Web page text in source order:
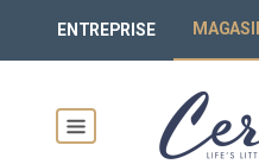
ENTREPRISE